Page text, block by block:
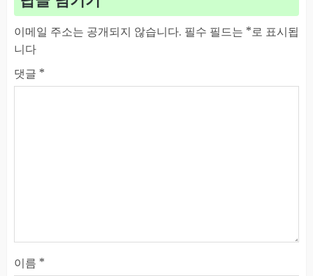
이메일 주소는 공개되지 않습니다. 필수 필드는 *로 표시됩
니다
댓글 *
이름 *